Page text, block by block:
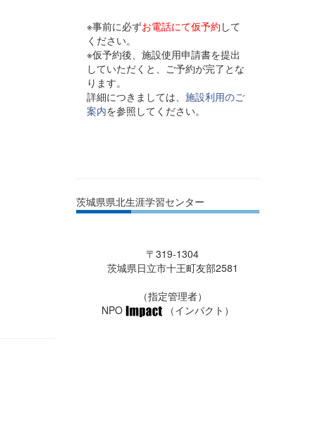
※事前に必ずお電話にて仮予約 して
ください。
※仮予約後、施設使用申請書を提出
していただくと、ご予約が完了とな
ります。
詳細につきましては、 施設利用のご
案内を参照してください。
茨城県県北生涯学習センター
〒319-1304
茨城県日立市十王町友部2581
（指定管理者）
NPO
（インパクト）